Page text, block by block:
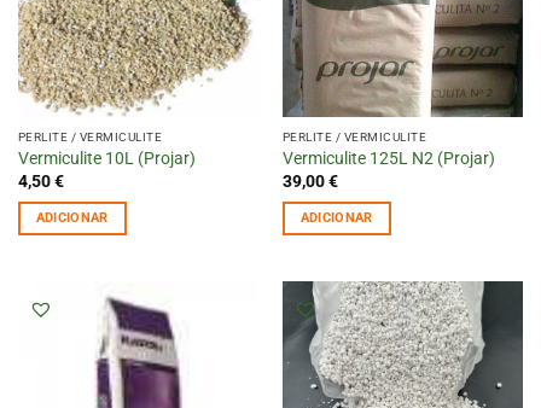
PERLITE / VERMICULITE
Vermiculite 10L (Projar)
4,50€
ADICIONAR
PERLITE / VERMICULITE
Vermiculite 125L N2 (Projar)
39,00€
ADICIONAR